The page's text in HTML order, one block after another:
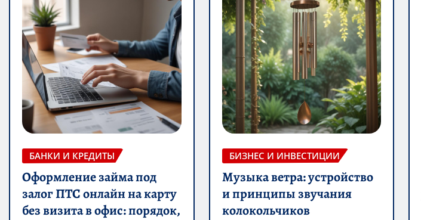
БАНКИ И КРЕДИТЫ
Оформление займа под
залог ПТС онлайн на карту
без визита в офис: порядок,
БИЗНЕС И ИНВЕСТИЦИИ
Музыка ветра: устройство
и принципы звучания
колокольчиков